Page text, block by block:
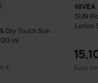
Dry Touch Sun
ml
€ €
NIVEA
SUN
Lotion
Suos.